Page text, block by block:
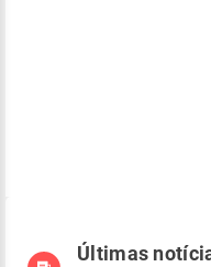
Últimas